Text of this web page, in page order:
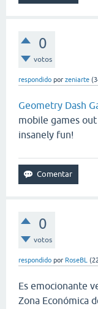
0
votos
respondido por zeniarte (
Geometry Dash
mobile games
insanely fun!
0
votos
respondido por RoseBL (
Es emocionante
Zona Económica